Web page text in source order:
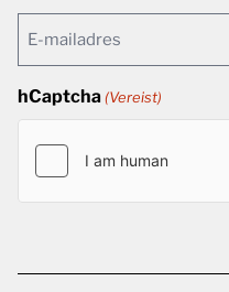
(Vereist)
hCaptcha (Vereist)